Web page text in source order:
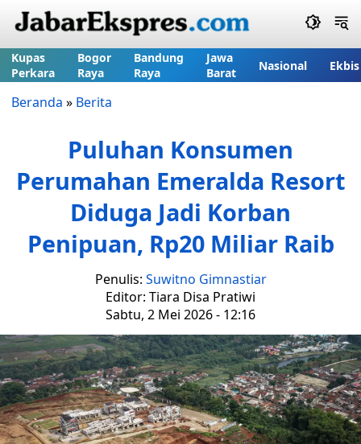
Kupas
Perkara
Bogor
Raya
Bandung
Raya
Jawa
Barat
Nasional Ekbis
Beranda » Berita
Puluhan Konsumen
Perumahan Emeralda Resort
Diduga Jadi Korban
Penipuan, Rp20 Miliar Raib
Penulis: Suwitno Gimnastiar
Editor: Tiara Disa Pratiwi
Sabtu, 2 Mei 2026 - 12:16